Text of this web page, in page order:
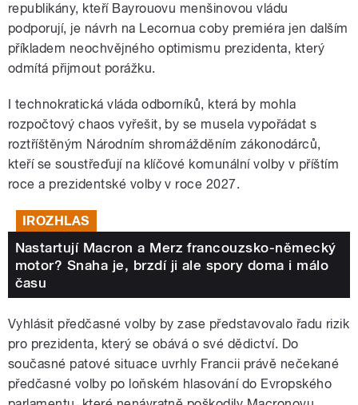
republikány, kteří Bayrouovu menšinovou vládu
podporují, je návrh na Lecornua coby premiéra jen dalším
příkladem neochvějného optimismu prezidenta, který
odmítá přijmout porážku.
I technokratická vláda odborníků, která by mohla
rozpočtový chaos vyřešit, by se musela vypořádat s
roztříštěným Národním shromážděním zákonodárců,
kteří se soustřeďují na klíčové komunální volby v příštím
roce a prezidentské volby v roce 2027.
IROZHLAS
Nastartují Macron a Merz francouzsko-německý
motor? Snaha je, brzdí ji ale spory doma i málo
času
Vyhlásit předčasné volby by zase představovalo řadu rizik
pro prezidenta, který se obává o své dědictví. Do
současné patové situace uvrhly Francii právě nečekané
předčasné volby po loňském hlasování do Evropského